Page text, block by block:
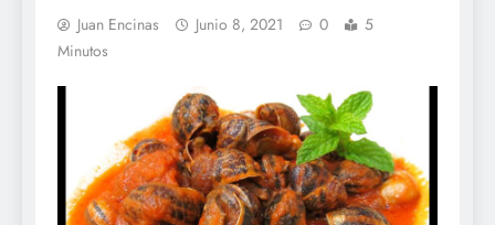
Juan Encinas Junio 8, 2021 0
5
Minutos